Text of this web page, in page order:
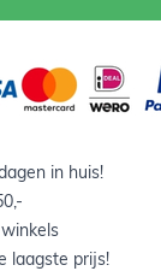
in huis!
laagste prijs!